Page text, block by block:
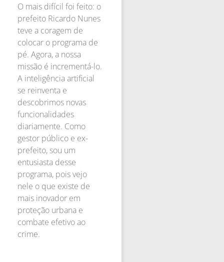
O mais difícil foi feito: o
prefeito Ricardo Nunes
teve a coragem de
colocar o programa de
pé. Agora, a nossa
missão é incrementá-lo.
A inteligência artificial
se reinventa e
descobrimos novas
funcionalidades
diariamente. Como
gestor público e ex-
prefeito, sou um
entusiasta desse
programa, pois vejo
nele o que existe de
mais inovador em
proteção urbana e
combate efetivo ao
crime.